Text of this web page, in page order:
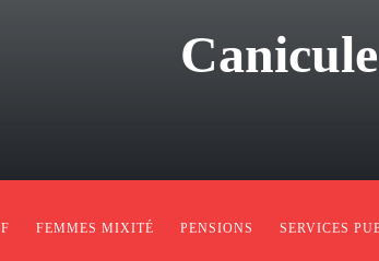
FEMMES MIXITÉ PENSIONS SERVICES